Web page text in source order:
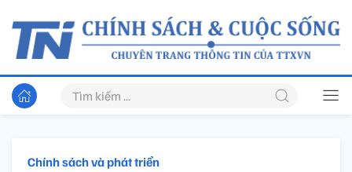
Chính sách và phát triển